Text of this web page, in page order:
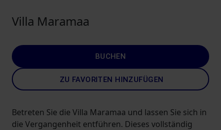
Villa Maramaa
BUCHEN
ZU FAVORITEN HINZUFÜGEN
Betreten Sie die Villa Maramaa und lassen Sie sich in
die Vergangenheit entführen. Dieses vollständig